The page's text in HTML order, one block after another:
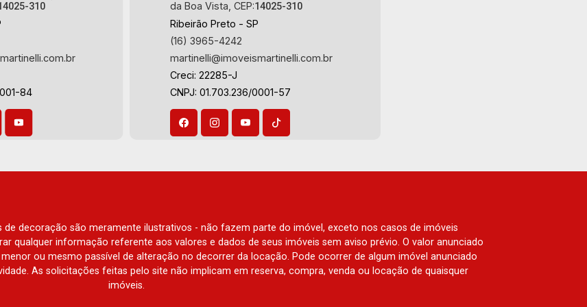
310
84
da Boa Vista, CEP:14025-310
Ribeirão Preto - SP
(16) 3965-4242
martinelli@imoveismartinelli.com.br
Creci: 22285-J
CNPJ: 01.703.236/0001-57
decoração são meramente ilustrativos - não fazem parte do imóvel, exceto nos casos de imóveis
qualquer informação referente aos valores e dados de seus imóveis sem aviso prévio. O valor anunciado
ou mesmo passível de alteração no decorrer da locação. Pode ocorrer de algum imóvel anunciado
As solicitações feitas pelo site não implicam em reserva, compra, venda ou locação de quaisquer
imóveis.